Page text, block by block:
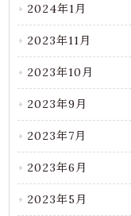
2024年1月
2023年11月
2023年10月
2023年9月
2023年7月
2023年6月
2023年5月